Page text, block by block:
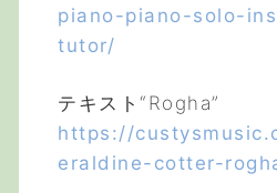
piano-piano-solo-
tutor/
テキスト“Rogha”
https://
eraldine-cotter-